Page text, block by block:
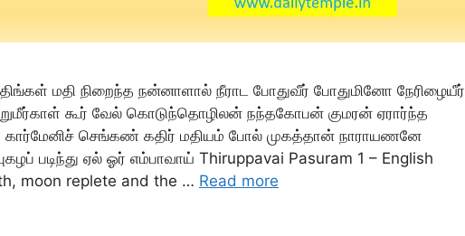
திங்கள் மதி நிறைந்த நன்னாளால் நீராட போதுவீர் போதுமினோ நேரிழையீர்
கூர் வேல் கொடுந்தொழிலன் நந்தகோபன் குமரன் ஏரார்ந்த
செங்கண் கதிர் மதியம் போல் முகத்தான் நாராயணனே
படிந்து ஏல் ஓர் எம்பாவாய் Thiruppavai Pasuram 1 – English
moon replete and the … Read more